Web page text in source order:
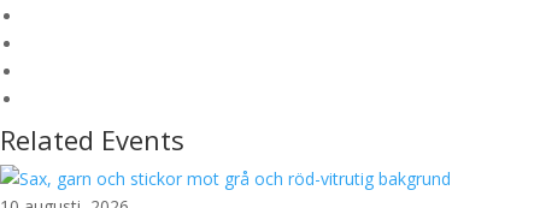
Related Events